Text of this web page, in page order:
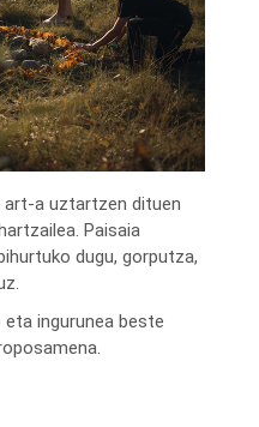
art-a uztartzen dituen
Paisaia
dugu, gorputza,
ingurunea beste